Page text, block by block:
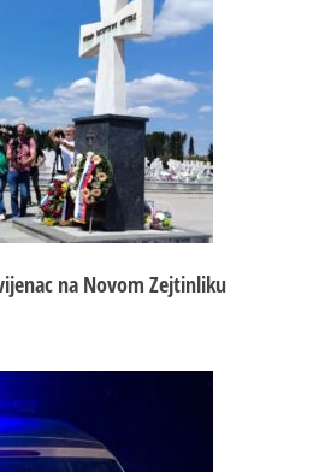
na Novom Zejtinliku